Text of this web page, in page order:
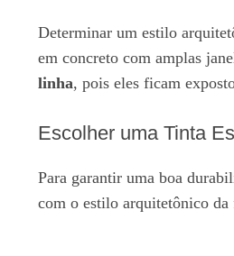
Determinar um estilo
em concreto com amplas
linha, pois eles ficam
Escolher uma Tinta
Para garantir uma boa
com o estilo arquitetônico da